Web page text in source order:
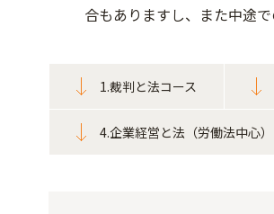
合もありますし、また中途で
1.裁判と法コース
4.企業経営と法（労働法中心